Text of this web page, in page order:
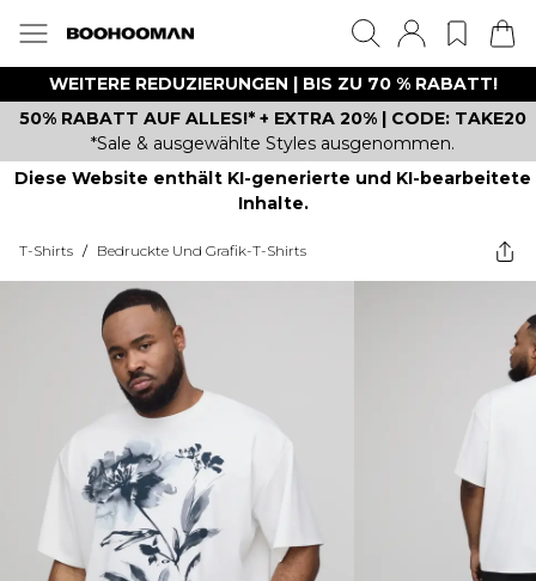
WEITERE REDUZIERUNGEN | BIS ZU 70 % RABATT!
50% RABATT AUF ALLES!* + EXTRA 20% | CODE: TAKE20
*Sale & ausgewählte Styles ausgenommen.
Diese Website enthält KI-generierte und KI-bearbeitete
Inhalte.
T-Shirts / Bedruckte Und Grafik-T-Shirts